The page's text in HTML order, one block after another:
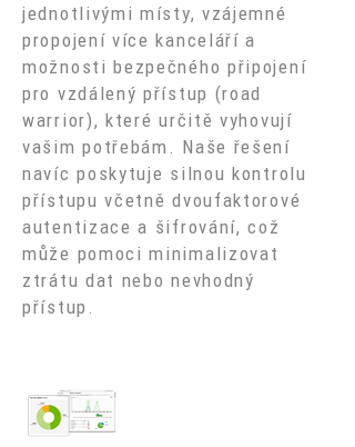
jednotlivými místy, vzájemné
propojení více kanceláří a
možnosti bezpečného připojení
pro vzdálený přístup (road
warrior), které určitě vyhovují
vašim potřebám. Naše řešení
navíc poskytuje silnou kontrolu
přístupu včetně dvoufaktorové
autentizace a šifrování, což
může pomoci minimalizovat
ztrátu dat nebo nevhodný
přístup.